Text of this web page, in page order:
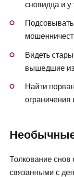
сновидца и у
Видеть
вышедшие из
Найти
ограничения
Толкование
связанными с